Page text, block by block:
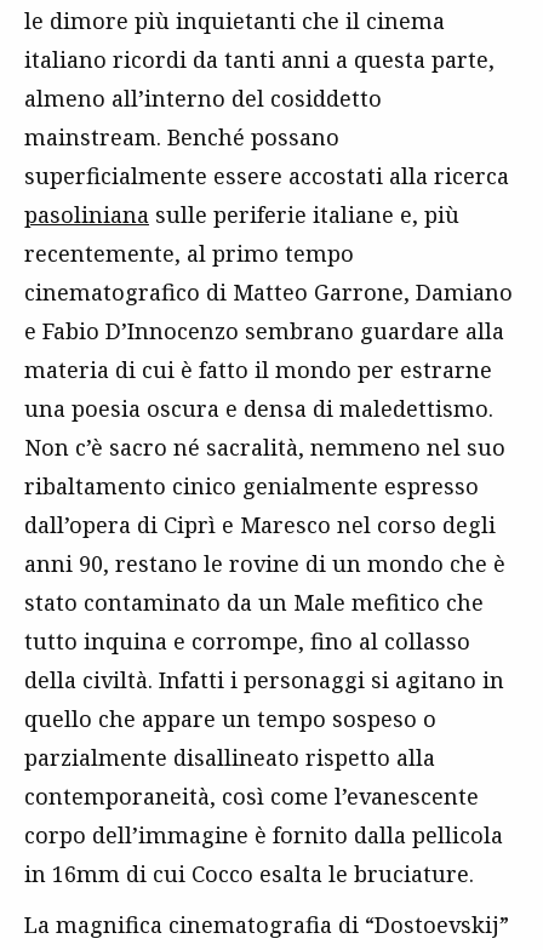
le dimore più inquietanti che il cinema
italiano ricordi da tanti anni a questa parte,
almeno all’interno del cosiddetto
mainstream. Benché possano
superficialmente essere accostati alla ricerca
pasoliniana sulle periferie italiane e, più
recentemente, al primo tempo
cinematografico di Matteo Garrone, Damiano
e Fabio D’Innocenzo sembrano guardare alla
materia di cui è fatto il mondo per estrarne
una poesia oscura e densa di maledettismo.
Non c’è sacro né sacralità, nemmeno nel suo
ribaltamento cinico genialmente espresso
dall’opera di Ciprì e Maresco nel corso degli
anni 90, restano le rovine di un mondo che è
stato contaminato da un Male mefitico che
tutto inquina e corrompe, fino al collasso
della civiltà. Infatti i personaggi si agitano in
quello che appare un tempo sospeso o
parzialmente disallineato rispetto alla
contemporaneità, così come l’evanescente
corpo dell’immagine è fornito dalla pellicola
in 16mm di cui Cocco esalta le bruciature.
La magnifica cinematografia di “Dostoevskij”